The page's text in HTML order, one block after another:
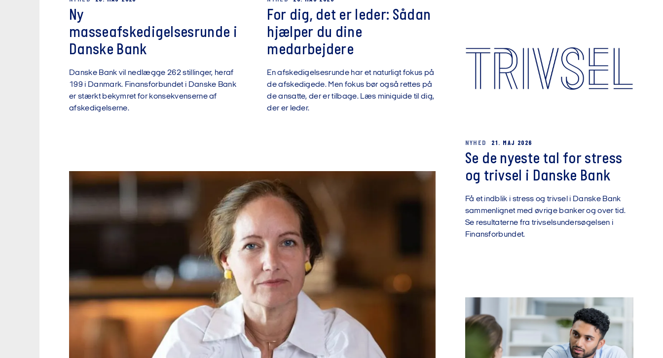
Ny
masseafskedigelsesrunde i
Danske Bank
Danske Bank vil nedlægge 262 stillinger, heraf
199 i Danmark. Finansforbundet i Danske Bank
er stærkt bekymret for konsekvenserne af
afskedigelserne.
For dig, det er leder: Sådan
hjælper du dine
medarbejdere
En afskedigelsesrunde har et naturligt fokus på
de afskedigede. Men fokus bør også rettes på
de ansatte, der er tilbage. Læs miniguide til dig,
der er leder.
NYHED 21. MAJ 2026
Se de nyeste tal for stress
og trivsel i Danske Bank
Få et indblik i stress og trivsel i Danske Bank
sammenlignet med øvrige banker og over tid.
Se resultaterne fra trivselsundersøgelsen i
Finansforbundet.